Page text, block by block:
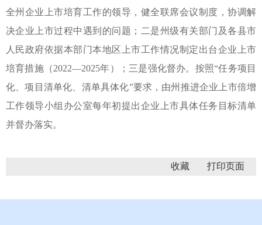
全州企业上市培育工作的领导，健全联席会议制度，协调解
决企业上市过程中遇到的问题；二是州级有关部门及各县市
人民政府依据本部门本地区上市工作情况制定出台企业上市
培育措施（2022—2025年）；三是强化督办。按照“任务项目
化、项目清单化、清单具体化”要求，由州推进企业上市倍增
工作领导小组办公室每年初提出企业上市具体任务目标清单
并督办落实。
收藏